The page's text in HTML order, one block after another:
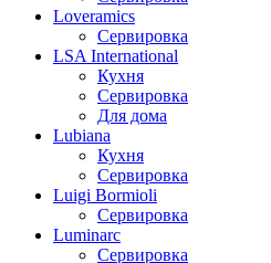
Loveramics
Сервировка
LSA International
Кухня
Сервировка
Для дома
Lubiana
Кухня
Сервировка
Luigi Bormioli
Сервировка
Luminarc
Сервировка